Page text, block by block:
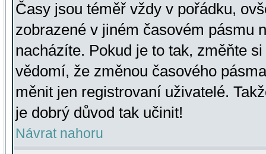
Časy jsou téměř vždy v pořádku,
zobrazené v jiném časovém pásmu
nacházíte. Pokud je to tak, změňte
vědomí, že změnou časového
měnit jen registrovaní uživatelé.
je dobrý důvod tak učinit!
Návrat nahoru